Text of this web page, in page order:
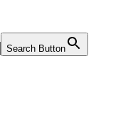
Search Button